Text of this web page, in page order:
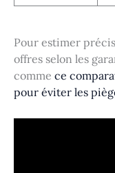
Pour estimer
offres selon les
comme ce
pour éviter les